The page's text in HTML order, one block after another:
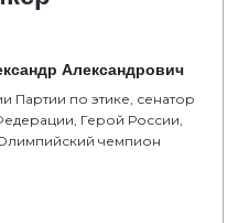
Александрович
Партии по этике, сенатор
Герой России,
чемпион